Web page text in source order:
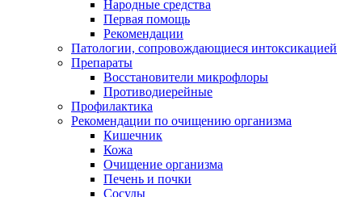
Народные средства
Первая помощь
Рекомендации
Патологии, сопровождающиеся интоксикацией
Препараты
Восстановители микрофлоры
Противодиерейные
Профилактика
Рекомендации по очищению организма
Кишечник
Кожа
Очищение организма
Печень и почки
Сосуды